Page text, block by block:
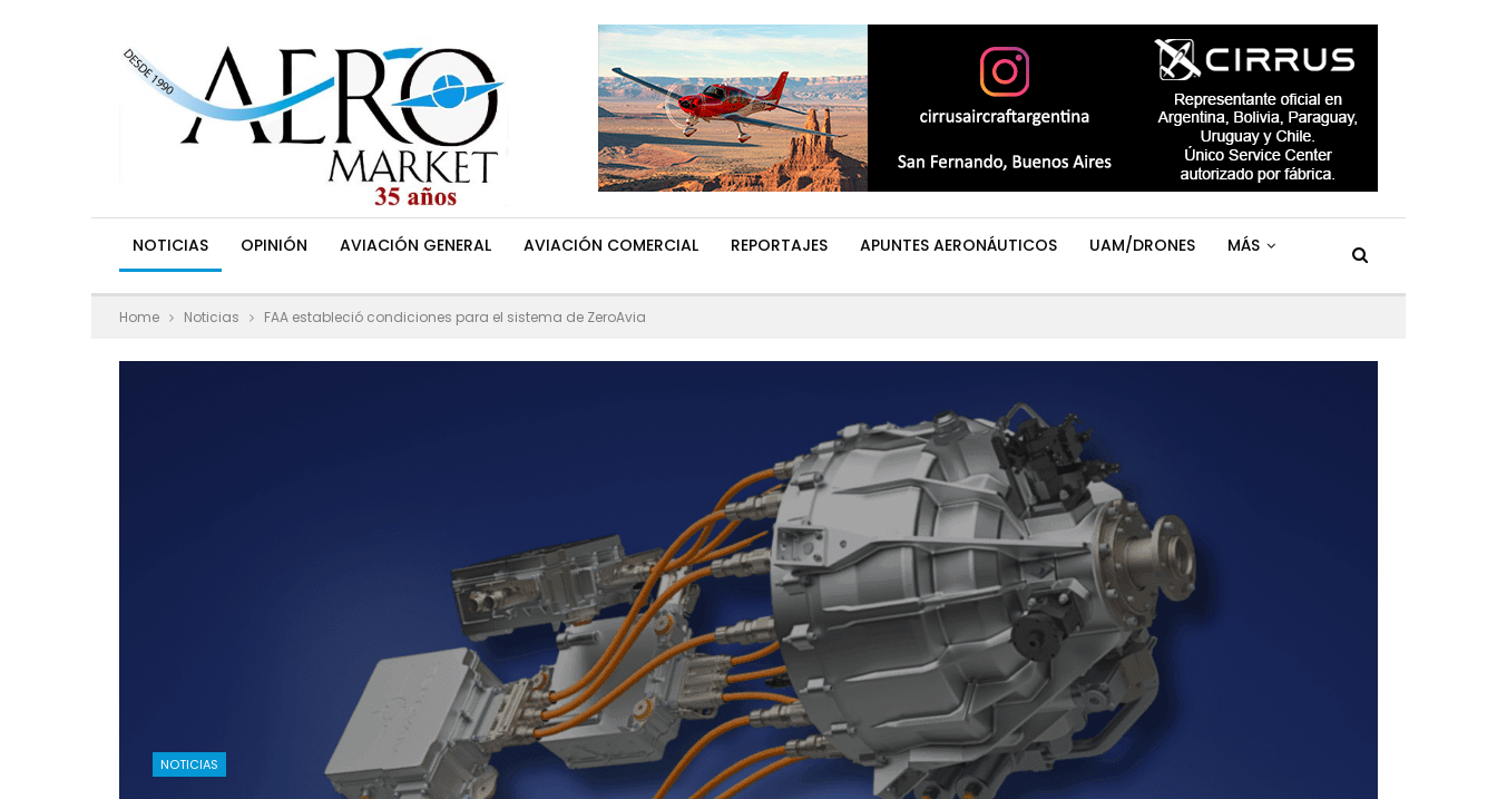
NOTICIAS OPINIÓN AVIACIÓN GENERAL AVIACIÓN COMERCIAL REPORTAJES APUNTES AERONÁUTICOS UAM/DRONES MÁS
Home Noticias FAA estableció condiciones para el sistema de ZeroAvia
NOTICIAS